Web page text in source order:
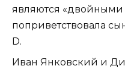
являются
поприветствовала
D.
Иван Янковский и